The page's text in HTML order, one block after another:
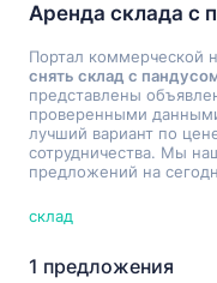
Аренда склада с
Портал коммерческой
снять склад с
представлены
проверенными
лучший вариант по
сотрудничества. Мы
предложений на
склад
1 предложения